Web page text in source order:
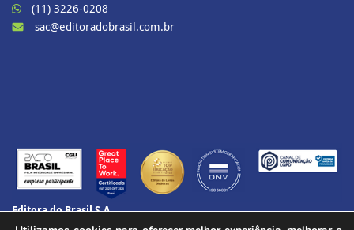
(11) 3226-0208
sac@editoradobrasil.com.br
Editora do Brasil S.A.
CNPJ: 60.657.574/0001-69